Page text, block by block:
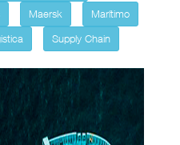
Maersk
Marítimo
Supply Chain